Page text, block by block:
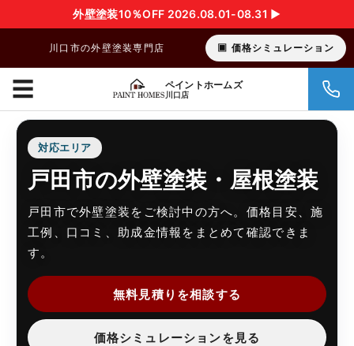
外壁塗装10％OFF 2026.08.01-08.31 ▶︎
川口市の外壁塗装専門店 価格シミュレーション
ペイントホームズ
川口店
☰
対応エリア
戸田市の外壁塗装・屋根塗装
戸田市で外壁塗装をご検討中の方へ。価格目安、施
工例、口コミ、助成金情報をまとめて確認できま
す。
無料見積りを相談する
価格シミュレーションを見る